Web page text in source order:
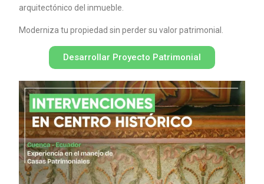
arquitectónico del inmueble.
Moderniza tu propiedad sin perder su valor patrimonial.
Desarrollar Proyecto Patrimonial